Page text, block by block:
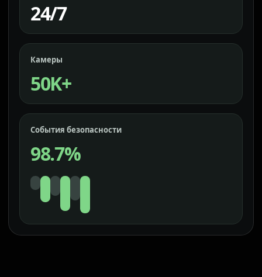
24/7
Камеры
50K+
События безопасности
98.7%